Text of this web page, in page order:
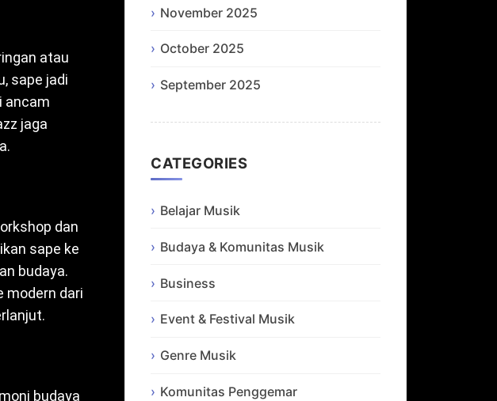
atau
sape jadi
ancam
jaga
dan
sape ke
budaya.
modern dari
budaya
November 2025
October 2025
September 2025
CATEGORIES
Belajar Musik
Budaya & Komunitas Musik
Business
Event & Festival Musik
Genre Musik
Komunitas Penggemar